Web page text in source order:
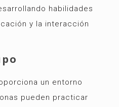
habilidades
y la interacción
un entorno
pueden practicar